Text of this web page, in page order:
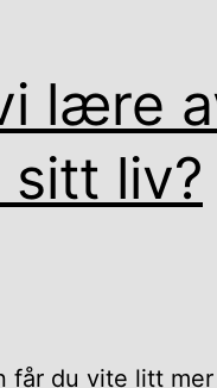
lære
liv?
får du vite litt